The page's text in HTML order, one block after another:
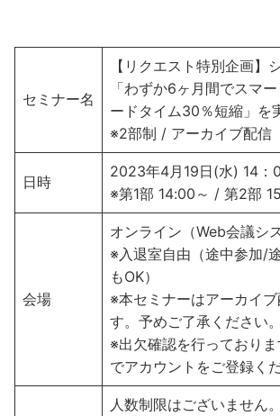
セミナー名
【リクエスト特別企画】
「わずか6ヶ月間でスマ
ードタイム30％短縮」を
※2部制 / アーカイブ配信
日時
2023年4月19日(水) 14：
※第1部 14:00～ / 第2部
会場
オンライン（Web会議シ
※入退室自由（途中参加/
もOK）
※本セミナーはアーカイブ
す。予めご了承ください。
※出欠確認を行っており
でアカウントをご登録くだ
人数制限はございません。